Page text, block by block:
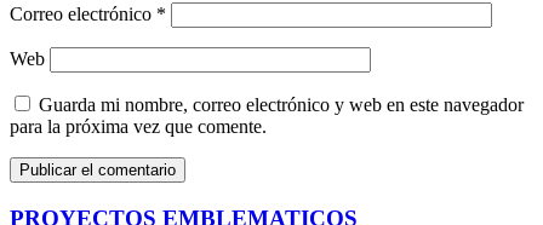
Correo electrónico *
Web
Guarda mi nombre, correo electrónico y web en este navegador
para la próxima vez que comente.
PROYECTOS EMBLEMATICOS